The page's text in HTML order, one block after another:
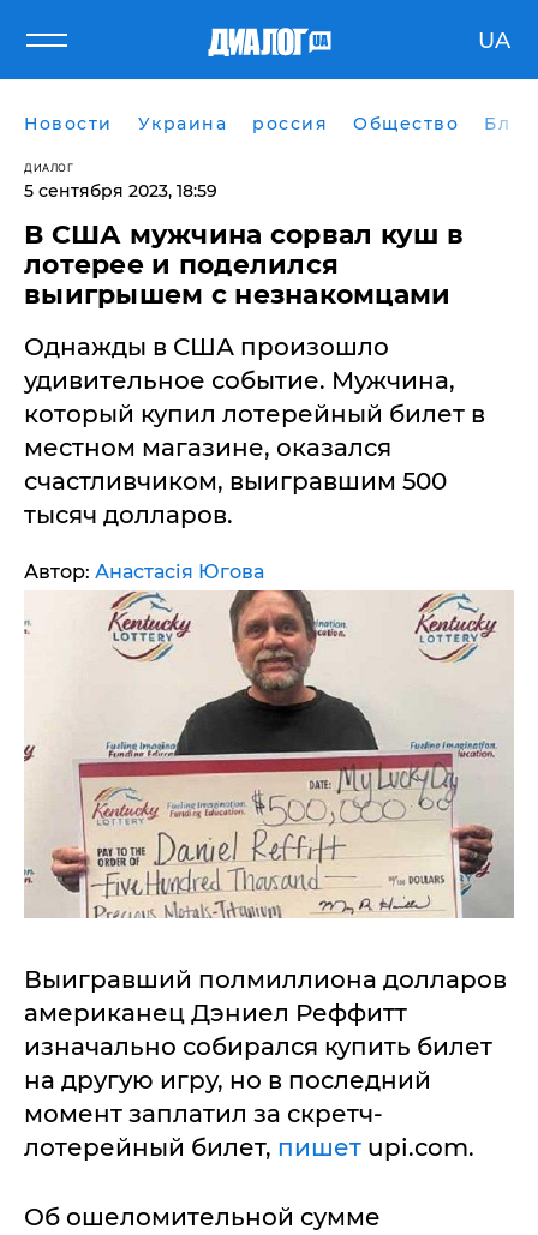
UA
Новости Украина россия Общество
ДИАЛОГ
5 сентября 2023, 18:59
В США мужчина сорвал куш в
лотерее и поделился
выигрышем с незнакомцами
Однажды в США произошло
удивительное событие. Мужчина,
который купил лотерейный билет в
местном магазине, оказался
счастливчиком, выигравшим 500
тысяч долларов.
Автор: Анастасія Югова
Выигравший полмиллиона долларов
американец Дэниел Реффитт
изначально собирался купить билет
на другую игру, но в последний
момент заплатил за скретч-
лотерейный билет, пишет upi.com.
Об ошеломительной сумме